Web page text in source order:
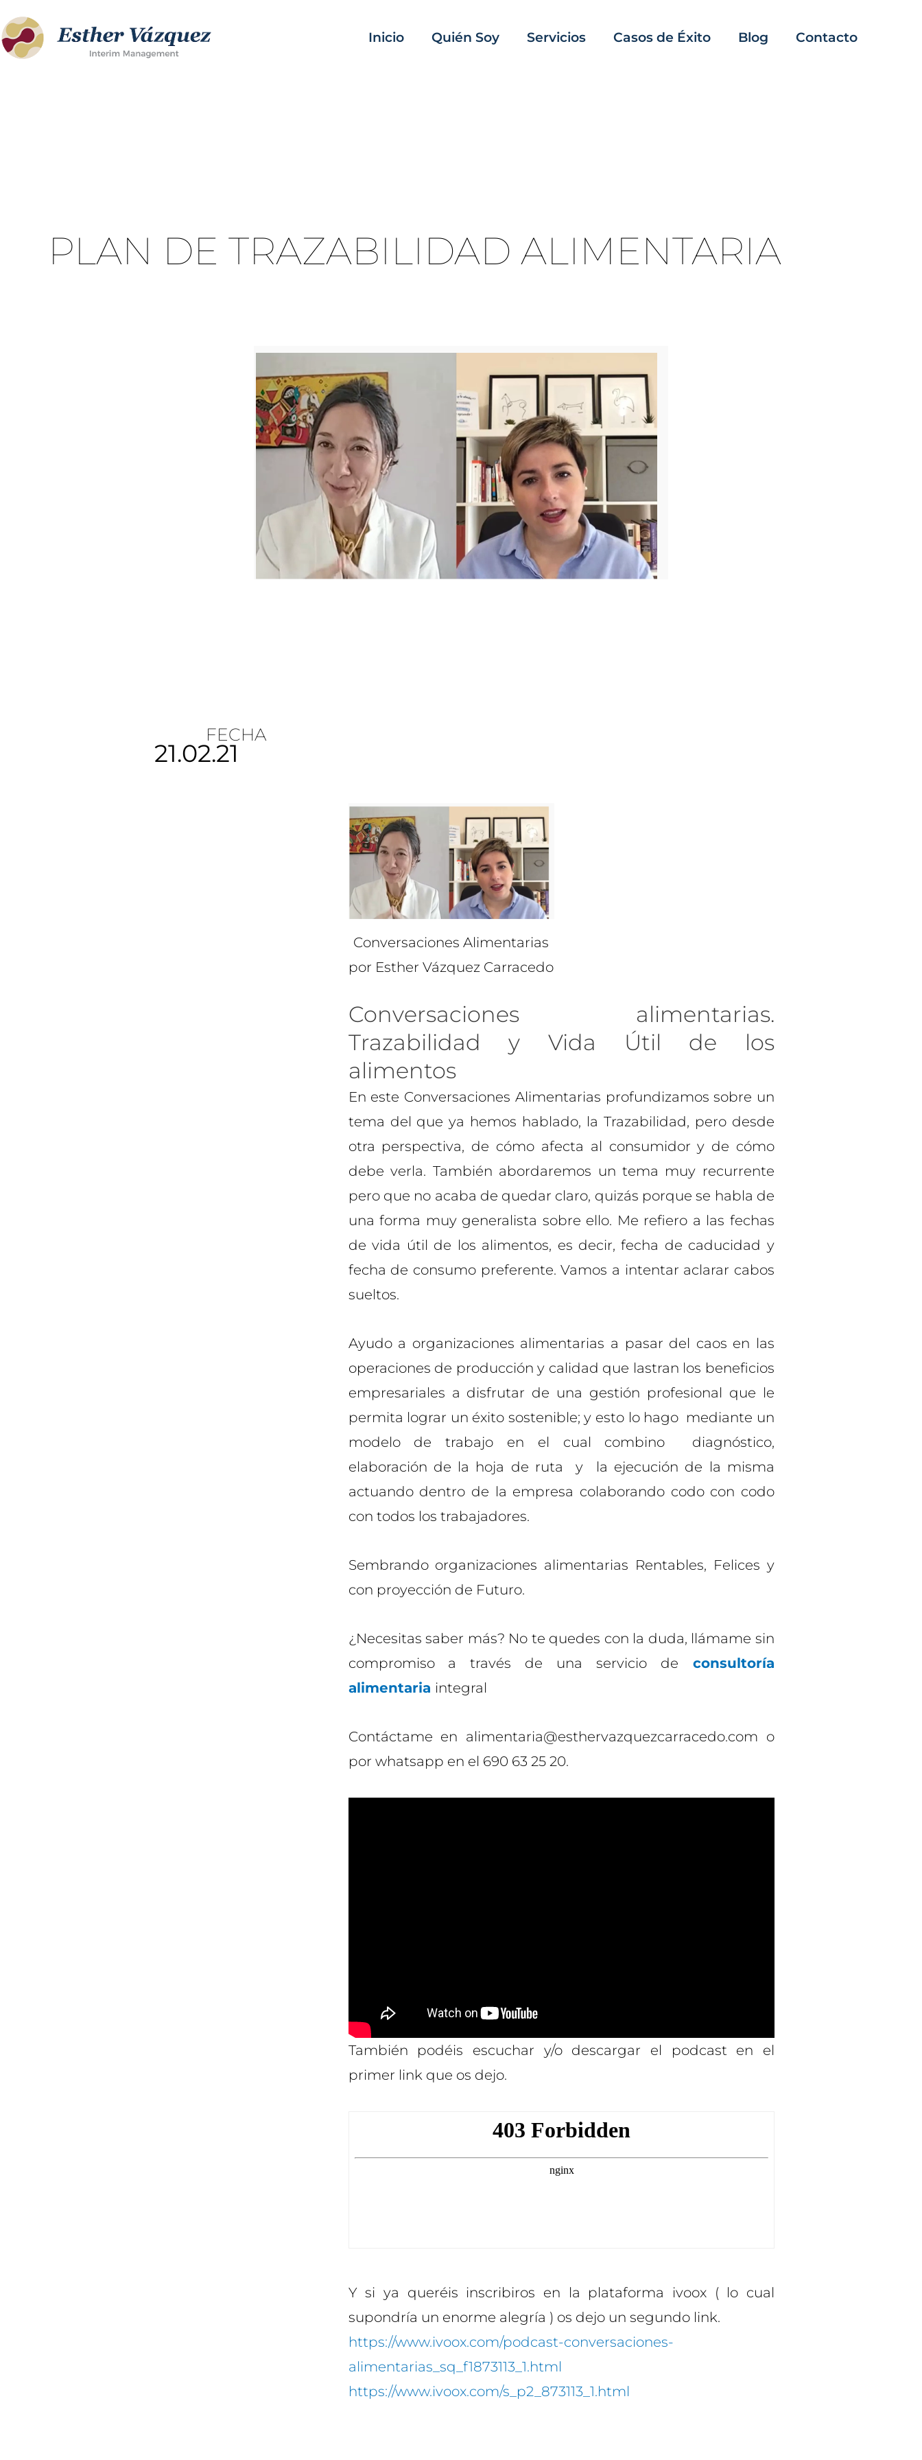
al
contenido
Inicio Quién Soy Servicios Casos de Éxito Blog Contacto
PLAN DE TRAZABILIDAD ALIMENTARIA
FECHA
21.02.21
Conversaciones Alimentarias
por Esther Vázquez Carracedo
Conversaciones alimentarias.
Trazabilidad y Vida Útil de los
alimentos
En este Conversaciones Alimentarias profundizamos sobre un
tema del que ya hemos hablado, la Trazabilidad, pero desde
otra perspectiva, de cómo afecta al consumidor y de cómo
debe verla. También abordaremos un tema muy recurrente
pero que no acaba de quedar claro, quizás porque se habla de
una forma muy generalista sobre ello. Me refiero a las fechas
de vida útil de los alimentos, es decir, fecha de caducidad y
fecha de consumo preferente. Vamos a intentar aclarar cabos
sueltos.
Ayudo a organizaciones alimentarias a pasar del caos en las
operaciones de producción y calidad que lastran los beneficios
empresariales a disfrutar de una gestión profesional que le
permita lograr un éxito sostenible; y esto lo hago mediante un
modelo de trabajo en el cual combino diagnóstico,
elaboración de la hoja de ruta y la ejecución de la misma
actuando dentro de la empresa colaborando codo con codo
con todos los trabajadores.
Sembrando organizaciones alimentarias Rentables, Felices y
con proyección de Futuro.
¿Necesitas saber más? No te quedes con la duda, llámame sin
compromiso a través de una servicio de consultoría
alimentaria integral
Contáctame en alimentaria@esthervazquezcarracedo.com o
por whatsapp en el 690 63 25 20.
También podéis escuchar y/o descargar el podcast en el
primer link que os dejo.
Y si ya queréis inscribiros en la plataforma ivoox ( lo cual
supondría un enorme alegría ) os dejo un segundo link.
https://www.ivoox.com/podcast-conversaciones-
alimentarias_sq_f1873113_1.html
https://www.ivoox.com/s_p2_873113_1.html